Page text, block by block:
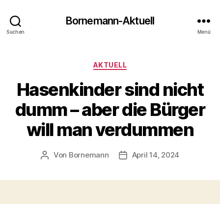
Suchen
Bornemann-Aktuell
Menü
Kategorien
AKTUELL
Hasenkinder sind nicht
dumm – aber die Bürger
will man verdummen
Beitragsautor
Von Bornemann Veröffentlichungsdatum
April 14, 2024